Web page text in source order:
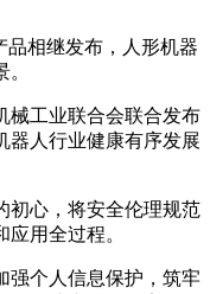
品相继发布，人形机器
械工业联合会联合发布
器人行业健康有序发展
初心，将安全伦理规范
用全过程。
强个人信息保护，筑牢